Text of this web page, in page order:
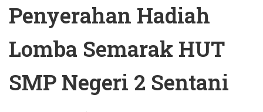
Penyerahan Hadiah
Lomba Semarak HUT
SMP Negeri 2 Sentani